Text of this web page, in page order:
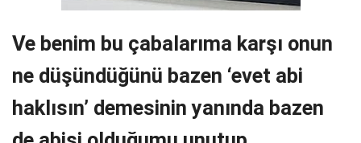
Ve benim bu çabalarıma karşı onun
ne düşündüğünü bazen ‘evet abi
haklısın’ demesinin yanında bazen